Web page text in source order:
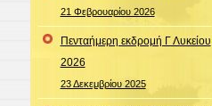
21 Φεβρουαρίου 2026
Πενταήμερη εκδρομή Γ Λυκείου
2026
23 Δεκεμβρίου 2025